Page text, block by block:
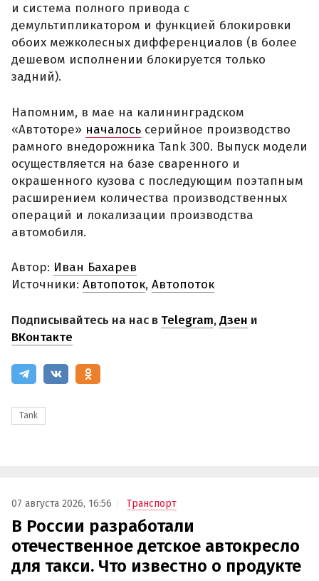
и система полного привода с
демультипликатором и функцией блокировки
обоих межколесных дифференциалов (в более
дешевом исполнении блокируется только
задний).
Напомним, в мае на калининградском
«Автоторе» началось серийное производство
рамного внедорожника Tank 300. Выпуск модели
осуществляется на базе сваренного и
окрашенного кузова с последующим поэтапным
расширением количества производственных
операций и локализации производства
автомобиля.
Автор: Иван Бахарев
Источники: Автопоток, Автопоток
Подписывайтесь на нас в Telegram,Дзен и
ВКонтакте
Tank
07 августа 2026, 16:56 Транспорт
В России разработали
отечественное детское автокресло
для такси. Что известно о продукте